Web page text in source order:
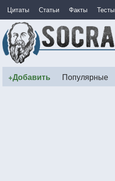
Цитаты Статьи Факты Тесты
+Добавить Популярные